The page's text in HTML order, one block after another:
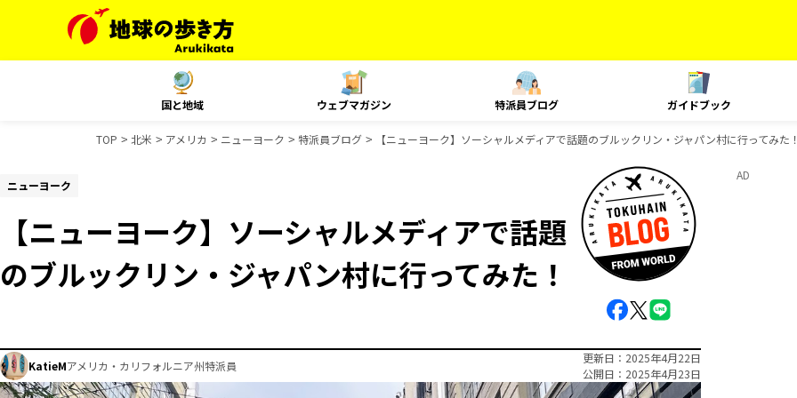
国と地域 ウェブマガジン 特派員ブログ ガイドブック
TOP 北米 アメリカ ニューヨーク 特派員ブログ 【ニューヨーク】ソーシャルメディアで話題のブルックリン・ジャパン村に行ってみた！
ニューヨーク
【ニューヨーク】ソーシャルメディアで話題
のブルックリン・ジャパン村に行ってみた！
KatieMアメリカ・カリフォルニア州特派員
更新日
2025年4月22日
公開日
2025年4月23日
AD